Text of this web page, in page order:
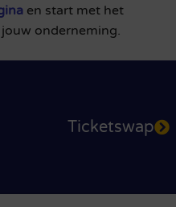
en start met het
onderneming.
Ticketswap